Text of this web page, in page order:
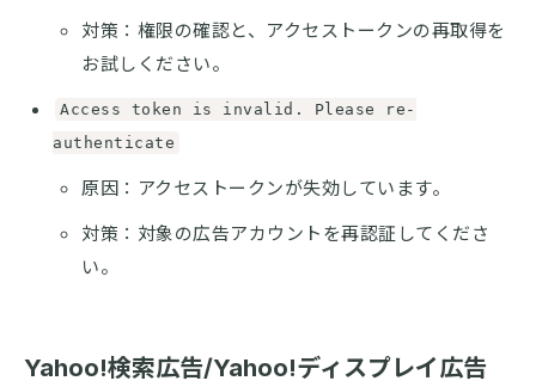
対策：権限の確認と、アクセストークンの再取得を
お試しください。
Access token is invalid. Please re-
authenticate
原因：アクセストークンが失効しています。
対策：対象の広告アカウントを再認証してくださ
い。
Yahoo!検索広告/Yahoo!ディスプレイ広告